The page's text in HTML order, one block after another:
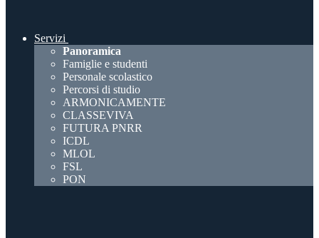
Servizi
Panoramica
Famiglie e studenti
Personale scolastico
Percorsi di studio
ARMONICAMENTE
CLASSEVIVA
FUTURA PNRR
ICDL
MLOL
FSL
PON